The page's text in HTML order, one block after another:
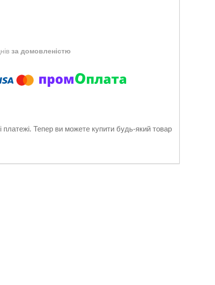
за домовленістю
платежі. Тепер ви можете купити будь-який товар